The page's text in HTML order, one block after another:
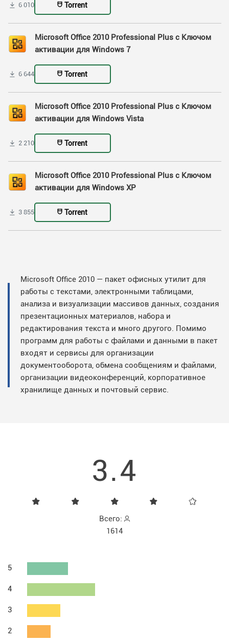
6 010 Torrent
Microsoft Office 2010 Professional Plus с Ключом
активации для Windows 7
6 644 Torrent
Microsoft Office 2010 Professional Plus с Ключом
активации для Windows Vista
2 210 Torrent
Microsoft Office 2010 Professional Plus с Ключом
активации для Windows XP
3 855 Torrent
Microsoft Office 2010 — пакет офисных утилит для
работы с текстами, электронными таблицами,
анализа и визуализации массивов данных, создания
презентационных материалов, набора и
редактирования текста и много другого. Помимо
программ для работы с файлами и данными в пакет
входят и сервисы для организации
документооборота, обмена сообщениям и файлами,
организации видеоконференций, корпоративное
хранилище данных и почтовый сервис.
3.4
Всего:
1614
5
4
3
2